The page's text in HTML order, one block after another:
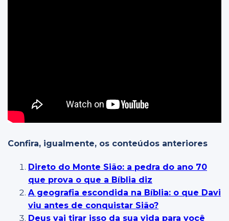
Confira, igualmente, os conteúdos anteriores
Direto do Monte Sião: a pedra do ano 70
que prova o que a Bíblia diz
A geografia escondida na Bíblia: o que Davi
viu antes de conquistar Sião?
Deus vai tirar isso da sua vida para você